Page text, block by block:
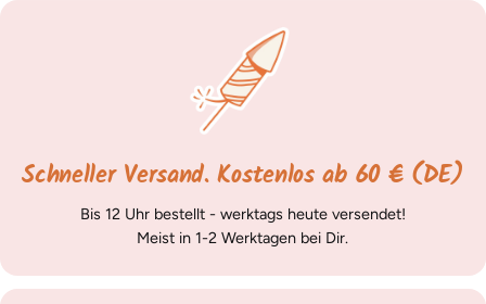
Schneller Versand. Kostenlos ab 60 € (DE)
Bis 12 Uhr bestellt - werktags heute versendet!
Meist in 1-2 Werktagen bei Dir.